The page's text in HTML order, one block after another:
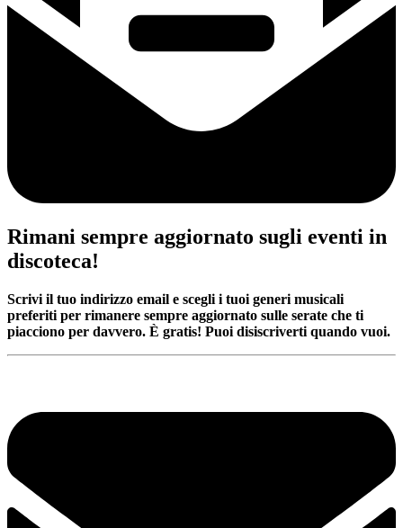
Rimani sempre aggiornato sugli eventi in
discoteca!
Scrivi il tuo indirizzo email e scegli i tuoi generi musicali
preferiti per rimanere sempre aggiornato sulle serate che ti
piacciono per davvero. È gratis! Puoi disiscriverti quando vuoi.